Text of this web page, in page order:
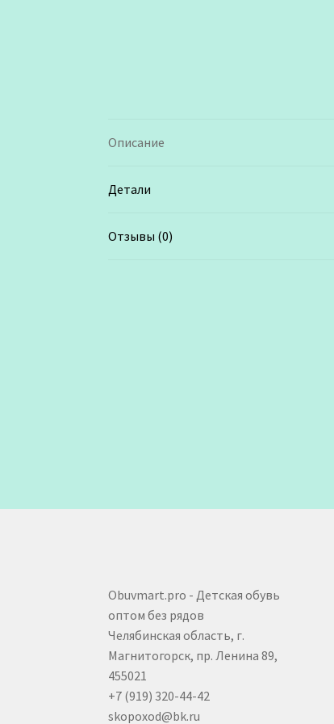
Описание
Детали
Отзывы (0)
Obuvmart.pro - Детская обувь
оптом без рядов
Челябинская область, г.
Магнитогорск, пр. Ленина 89,
455021
+7 (919) 320-44-42
skopoxod@bk.ru